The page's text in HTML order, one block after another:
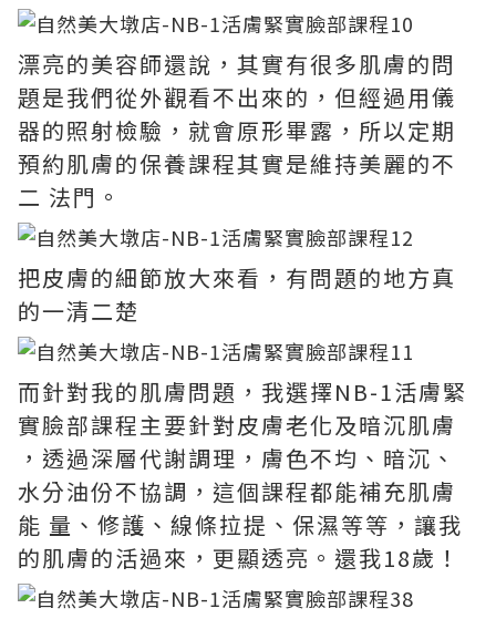
漂亮的美容師還說，其實有很多肌膚的問
題是我們從外觀看不出來的，但經過用儀
器的照射檢驗，就會原形畢露，所以定期
預約肌膚的保養課程其實是維持美麗的不
二 法門。
把皮膚的細節放大來看，有問題的地方真
的一清二楚
而針對我的肌膚問題，我選擇NB-1活膚緊
實臉部課程主要針對皮膚老化及暗沉肌膚
，透過深層代謝調理，膚色不均、暗沉、
水分油份不協調，這個課程都能補充肌膚
能 量、修護、線條拉提、保濕等等，讓我
的肌膚的活過來，更顯透亮。還我18歲！